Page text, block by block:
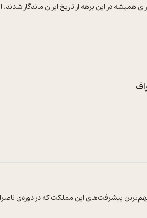
همیشه در این برهه از تاریخ ایران ماندگار
پیشرفت‌های این مملکت که در دوره‌ی